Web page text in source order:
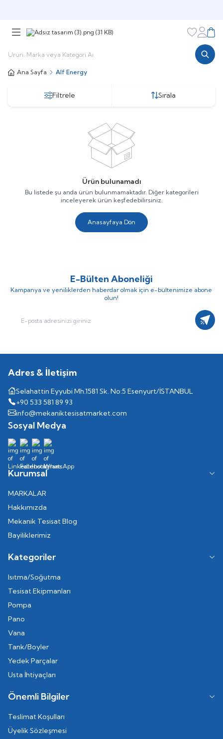
Favorilerim
Ana Sayfa Alf Energy
Filtrele Sırala
Ürün bulunamadı
Bu listede şu anda ürün bulunmamaktadır. Diğer kategorileri
inceleyerek ürün keşfedebilirsiniz.
Anasayfaya Dön
E-Bülten Aboneliği
Kampanya ve yeniliklerden haberdar olmak için e-bültenimize abone
olun!
Adres & İletişim
Selahattin Eyyubi Mh.1581 Sk. No:5 Esenyurt/İSTANBUL
+90 533 581 89 93
info@mekaniktesisatmarket.com
Sosyal Medya
Kurumsal
MARKALAR
Hakkımızda
Mekanik Tesisat Blog
Bayiliklerimiz
Kategoriler
Isıtma/Soğutma
Tesisat Ekipmanları
Pompa
Pano
Vana
Tank/Boyler
Yedek Parçalar
Usta İhtiyaçları
Önemli Bilgiler
Teslimat Koşulları
Üyelik Sözleşmesi